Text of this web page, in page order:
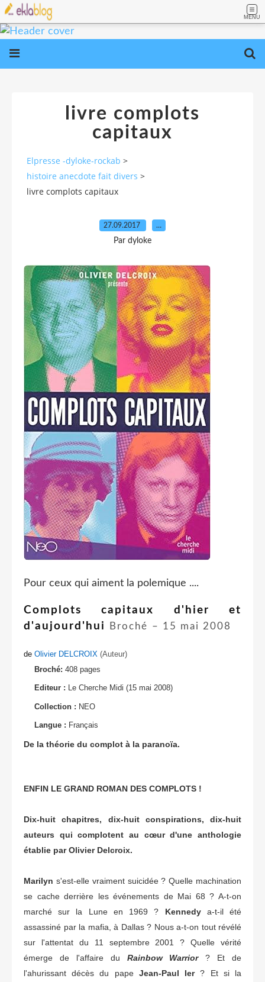
MENU
livre complots
capitaux
Elpresse -dyloke-rockab >
histoire anecdote fait divers >
livre complots capitaux
27.09.2017 …
Par dyloke
Pour ceux qui aiment la polemique ....
Complots capitaux d'hier et
d'aujourd'hui
Broché – 15 mai 2008
de Olivier DELCROIX (Auteur)
Broché: 408 pages
Editeur : Le Cherche Midi (15 mai 2008)
Collection : NEO
Langue : Français
De la théorie du complot à la paranoïa.
ENFIN LE GRAND ROMAN DES COMPLOTS !
Dix-huit chapitres, dix-huit conspirations, dix-huit
auteurs qui complotent au cœur d'une anthologie
établie par Olivier Delcroix.
Marilyn s'est-elle vraiment suicidée ? Quelle machination
se cache derrière les événements de Mai 68 ? A-t-on
marché sur la Lune en 1969 ? Kennedya-t-il été
assassiné par la mafia, à Dallas ? Nous a-t-on tout révélé
sur l'attentat du 11 septembre 2001 ? Quelle vérité
émerge de l'affaire du Rainbow Warrior? Et de
l'ahurissant décès du pape Jean-Paul Ier? Et si la